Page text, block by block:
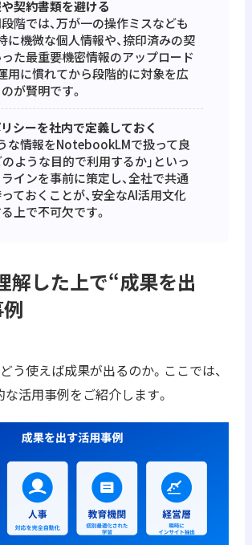
契約書類を避ける
階では、万が一の操作ミスなども
に機微な個人情報や、捺印済みの契
た最重要機密情報のアップロード
用に慣れてから段階的に対象を広
が賢明です。
シーを社内で定義しておく
な情報をNotebookLMで扱って良
のような目的で利用するか」といっ
インを事前に策定し、全社で共通
ておくことが、安全なAI活用文化
上で不可欠です。
解した上で“成果を出
う使えば成果が出るのか。ここでは、
活用事例をご紹介します。